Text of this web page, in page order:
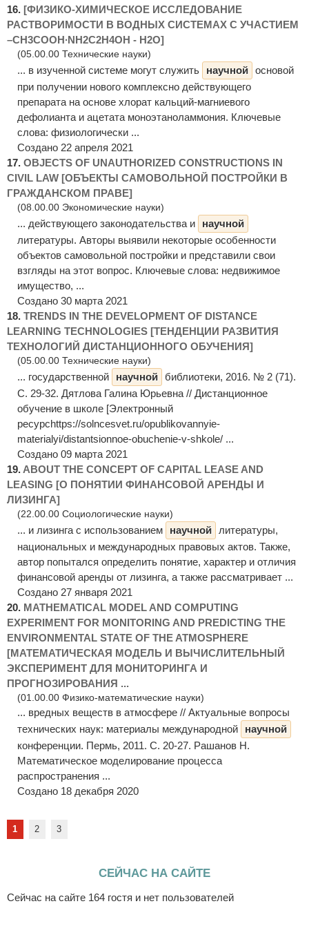
16. [ФИЗИКО-ХИМИЧЕСКОЕ ИССЛЕДОВАНИЕ
РАСТВОРИМОСТИ В ВОДНЫХ СИСТЕМАХ С УЧАСТИЕМ
–CH3COOH∙NH2C2H4OH - H2O]
(05.00.00 Технические науки)
... в изученной системе могут служить научной основой
при получении нового комплексно действующего
препарата на основе хлорат кальций-магниевого
дефолианта и ацетата моноэтаноламмония. Ключевые
слова: физиологически ...
Создано 22 апреля 2021
17. OBJECTS OF UNAUTHORIZED CONSTRUCTIONS IN
CIVIL LAW [ОБЪЕКТЫ САМОВОЛЬНОЙ ПОСТРОЙКИ В
ГРАЖДАНСКОМ ПРАВЕ]
(08.00.00 Экономические науки)
... действующего законодательства и
научной
литературы. Авторы выявили некоторые особенности
объектов самовольной постройки и представили свои
взгляды на этот вопрос. Ключевые слова: недвижимое
имущество, ...
Создано 30 марта 2021
18. TRENDS IN THE DEVELOPMENT OF DISTANCE
LEARNING TECHNOLOGIES [ТЕНДЕНЦИИ РАЗВИТИЯ
ТЕХНОЛОГИЙ ДИСТАНЦИОННОГО ОБУЧЕНИЯ]
(05.00.00 Технические науки)
... государственной научной
библиотеки, 2016. № 2 (71).
С. 29-32. Дятлова Галина Юрьевна // Дистанционное
обучение в школе [Электронный
ресурсhttps://solncesvet.ru/opublikovannyie-
materialyi/distantsionnoe-obuchenie-v-shkole/ ...
Создано 09 марта 2021
19. ABOUT THE CONCEPT OF CAPITAL LEASE AND
LEASING [О ПОНЯТИИ ФИНАНСОВОЙ АРЕНДЫ И
ЛИЗИНГА]
(22.00.00 Социологические науки)
... и лизинга с использованием научной
литературы,
национальных и международных правовых актов. Также,
автор попытался определить понятие, характер и отличия
финансовой аренды от лизинга, а также рассматривает ...
Создано 27 января 2021
20. MATHEMATICAL MODEL AND COMPUTING
EXPERIMENT FOR MONITORING AND PREDICTING THE
ENVIRONMENTAL STATE OF THE ATMOSPHERE
[МАТЕМАТИЧЕСКАЯ МОДЕЛЬ И ВЫЧИСЛИТЕЛЬНЫЙ
ЭКСПЕРИМЕНТ ДЛЯ МОНИТОРИНГА И
ПРОГНОЗИРОВАНИЯ ...
(01.00.00 Физико-математические науки)
... вредных веществ в атмосфере // Актуальные вопросы
технических наук: материалы международной
научной
конференции. Пермь, 2011. С. 20-27. Рашанов Н.
Математическое моделирование процесса
распространения ...
Создано 18 декабря 2020
1 2 3
СЕЙЧАС НА САЙТЕ
Сейчас на сайте 164 гостя и нет пользователей